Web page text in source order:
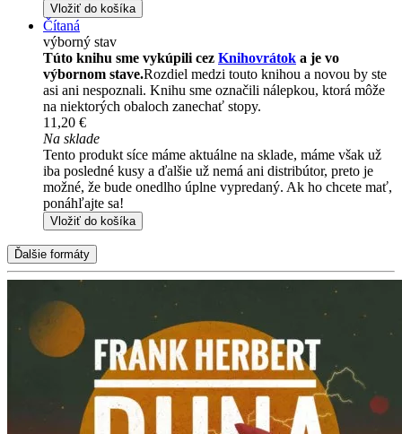
Vložiť do košíka
Čítaná
výborný stav
Túto knihu sme vykúpili cez Knihovrátok a je vo
výbornom stave.Rozdiel medzi touto knihou a novou by ste
asi ani nespoznali. Knihu sme označili nálepkou, ktorá môže
na niektorých obaloch zanechať stopy.
11,20 €
Na sklade
Tento produkt síce máme aktuálne na sklade, máme však už
iba posledné kusy a ďalšie už nemá ani distribútor, preto je
možné, že bude onedlho úplne vypredaný. Ak ho chcete mať,
ponáhľajte sa!
Vložiť do košíka
Ďalšie formáty